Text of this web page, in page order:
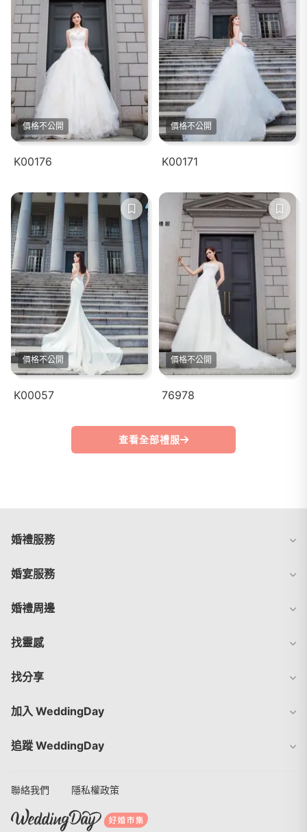
價格不公開
K00176
價格不公開
K00171
價格不公開
K00057
價格不公開
76978
查看全部禮服
婚禮服務
婚宴服務
婚禮周邊
找靈感
找分享
加入 WeddingDay
追蹤 WeddingDay
聯絡我們 隱私權政策